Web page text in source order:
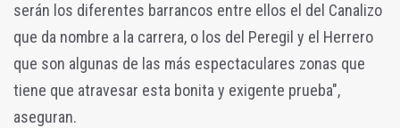
serán los diferentes barrancos entre ellos el del Canalizo
que da nombre a la carrera, o los del Peregil y el Herrero
que son algunas de las más espectaculares zonas que
tiene que atravesar esta bonita y exigente prueba",
aseguran.